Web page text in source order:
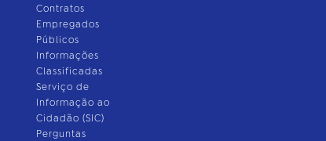
Contratos
Empregados
Públicos
Informações
Classificadas
Serviço de
Informação ao
Cidadão (SIC)
Perguntas